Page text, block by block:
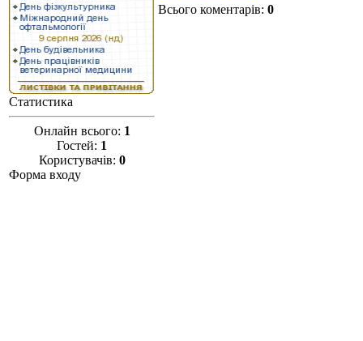
Статистика
Онлайн всього: 1
Гостей: 1
Користувачів: 0
Форма входу
Всього коментарів: 0